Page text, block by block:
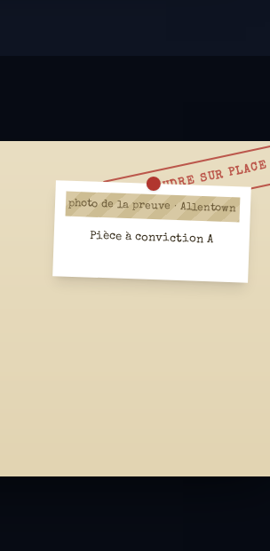
À RÉSOUDRE SUR PLACE
photo de la preuve · Allentown
Pièce à conviction A